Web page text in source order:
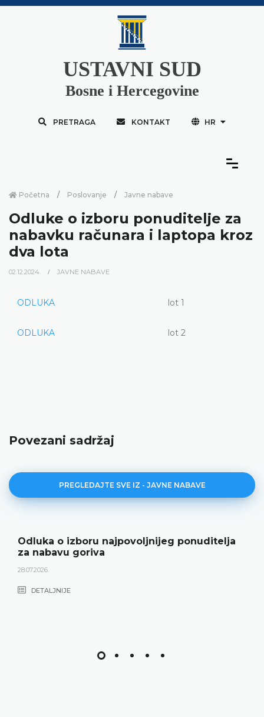
USTAVNI SUD
Bosne i Hercegovine
PRETRAGA KONTAKT HR
Početna Poslovanje Javne nabave
Odluke o izboru ponuditelje za
nabavku računara i laptopa kroz
dva lota
02.12.2024. JAVNE NABAVE
ODLUKA lot 1
ODLUKA lot 2
Povezani sadržaj
PREGLEDAJTE SVE IZ - JAVNE NABAVE
Odluka o izboru najpovoljnijeg ponuditelja
za nabavu goriva
28.07.2026.
DETALJNIJE